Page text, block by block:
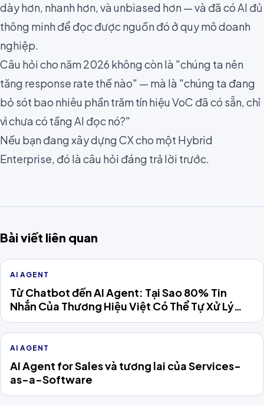
dày hơn, nhanh hơn, và unbiased hơn — và đã có AI đủ
thông minh để đọc được nguồn đó ở quy mô doanh
nghiệp.
Câu hỏi cho năm 2026 không còn là "chúng ta nên
tăng response rate thế nào" — mà là "chúng ta đang
bỏ sót bao nhiêu phần trăm tín hiệu VoC đã có sẵn, chỉ
vì chưa có tầng AI đọc nó?"
Nếu bạn đang xây dựng CX cho một Hybrid
Enterprise, đó là câu hỏi đáng trả lời trước.
Bài viết liên quan
AI AGENT
Từ Chatbot đến AI Agent: Tại Sao 80% Tin
Nhắn Của Thương Hiệu Việt Có Thể Tự Xử Lý
Năm 2026
AI AGENT
AI Agent for Sales và tương lai của Services-
as-a-Software